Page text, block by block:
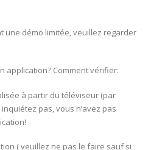
une démo limitée, veuillez regarder
application? Comment vérifier:
à partir du téléviseur (par
pas, vous n’avez pas
( veuillez ne pas le faire sauf si